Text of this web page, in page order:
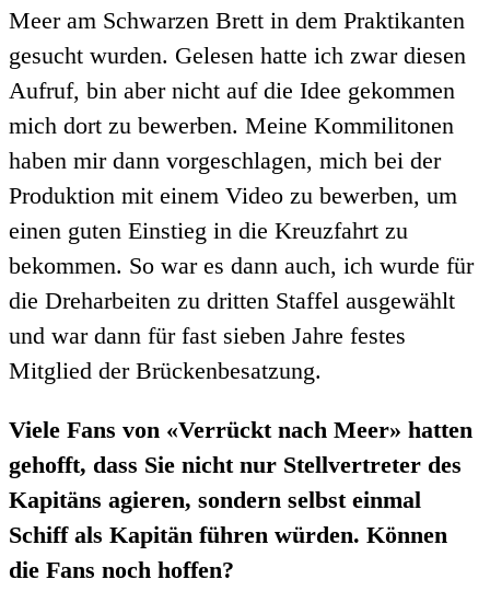
Meer am Schwarzen Brett in dem Praktikanten
gesucht wurden. Gelesen hatte ich zwar diesen
Aufruf, bin aber nicht auf die Idee gekommen
mich dort zu bewerben. Meine Kommilitonen
haben mir dann vorgeschlagen, mich bei der
Produktion mit einem Video zu bewerben, um
einen guten Einstieg in die Kreuzfahrt zu
bekommen. So war es dann auch, ich wurde für
die Dreharbeiten zu dritten Staffel ausgewählt
und war dann für fast sieben Jahre festes
Mitglied der Brückenbesatzung.
Viele Fans von «Verrückt nach Meer» hatten
gehofft, dass Sie nicht nur Stellvertreter des
Kapitäns agieren, sondern selbst einmal
Schiff als Kapitän führen würden. Können
die Fans noch hoffen?